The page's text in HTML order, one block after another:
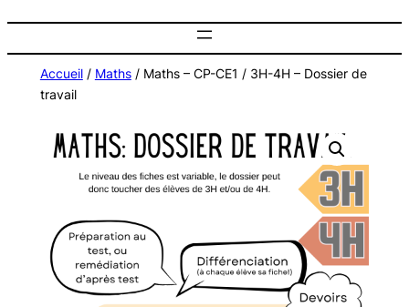
Accueil/ Maths/ Maths – CP-CE1 / 3H-4H – Dossier de
travail